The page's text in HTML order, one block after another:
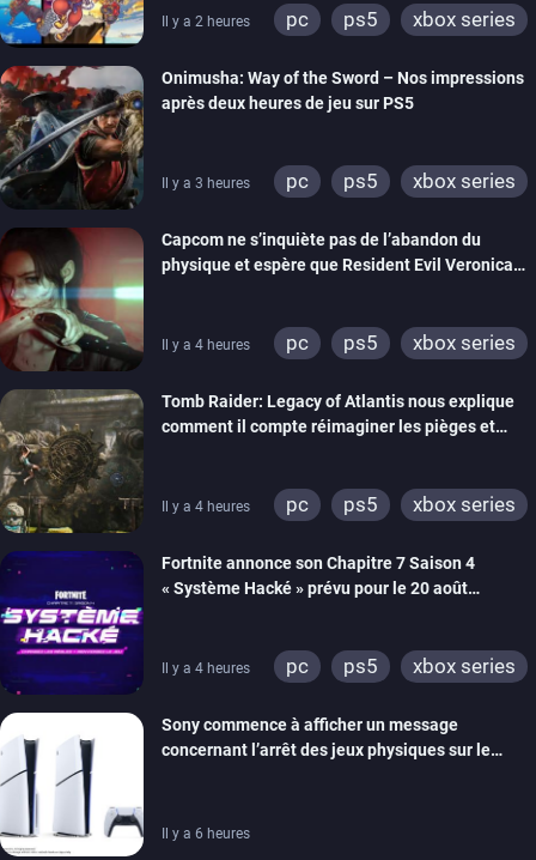
Il y a 2 heures pc ps5
xbox series
Onimusha: Way of the Sword – Nos impressions
après deux heures de jeu sur PS5
Il y a 3 heures pc ps5
xbox series
Capcom ne s’inquiète pas de l’abandon du
physique et espère que Resident Evil Veronica
Il y a 4 heures pc ps5
xbox series
Tomb Raider: Legacy of Atlantis nous explique
comment il compte réimaginer les pièges et
Il y a 4 heures pc ps5
xbox series
Fortnite annonce son Chapitre 7 Saison 4
« Système Hacké » prévu pour le 20 août
Il y a 4 heures pc ps5
xbox series
ps4
xbox one
switch 2
Sony commence à afficher un message
concernant l’arrêt des jeux physiques sur le
Il y a 6 heures